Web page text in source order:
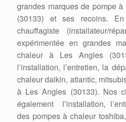
grandes marques de pompe
(30133) et ses recoins.
chauffagiste (installateur/
expérimentée en grandes
chaleur à Les Angles
l’installation, l’entretien, la
chaleur daikin, atlantic,
à Les Angles (30133). Nos
également l’installation,
des pompes à chaleur